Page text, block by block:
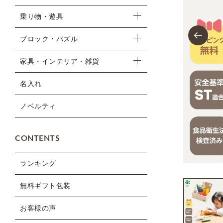
乗り物・遊具
ブロック・パズル
家具・インテリア・雑貨
名入れ
ノベルティ
CONTENTS
ランキング
無料ギフト包装
お客様の声